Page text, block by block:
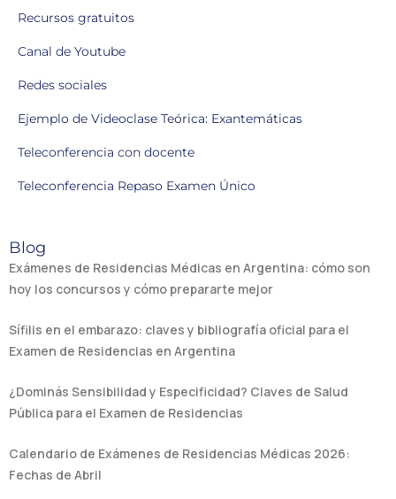
Recursos gratuitos
Canal de Youtube
Redes sociales
Ejemplo de Videoclase Teórica: Exantemáticas
Teleconferencia con docente
Teleconferencia Repaso Examen Único
Blog
Exámenes de Residencias Médicas en Argentina: cómo son
hoy los concursos y cómo prepararte mejor
Sífilis en el embarazo: claves y bibliografía oficial para el
Examen de Residencias en Argentina
¿Dominás Sensibilidad y Especificidad? Claves de Salud
Pública para el Examen de Residencias
Calendario de Exámenes de Residencias Médicas 2026:
Fechas de Abril